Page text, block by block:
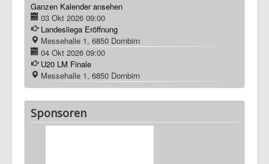
Ganzen Kalender ansehen
03 Okt 2026 09:00
Landesliega Eröffnung
Messehalle 1, 6850 Dornbirn
04 Okt 2026 09:00
U20 LM Finale
Messehalle 1, 6850 Dornbirn
Sponsoren